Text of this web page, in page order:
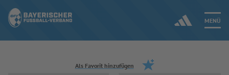
MENÜ
Jetzt einloggen
Als Favorit hinzufügen